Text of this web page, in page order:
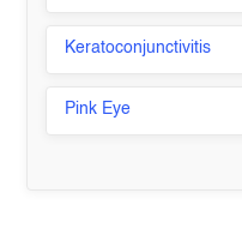
Keratoconjunctivitis
Pink Eye